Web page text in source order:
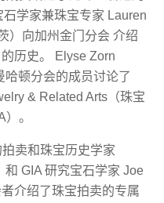
学家兼珠宝专家 Lauren
）向加州金门分会 介绍
历史。 Elyse Zorn
哈顿分会的成员讨论了
& Related Arts（珠宝
。
卖和珠宝历史学家
GIA 研究宝石学家 Joe
介绍了珠宝拍卖的专属